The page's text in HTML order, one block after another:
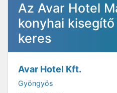
Az Avar Hotel
konyhai
keres
Avar Hotel Kft.
Gyöngyös